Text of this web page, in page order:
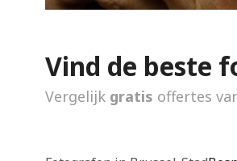
Vind de beste
Vergelijk gratis offertes